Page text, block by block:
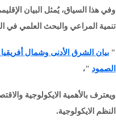
وفي هذا السياق، يُمثل البيان
تنمية المراعي والبحث العلمي في
" بيان الشرق الأدنى وشمال
الصمود "،
ويعترف بالأهمية الايكولوجية
النظم الايكولوجية.